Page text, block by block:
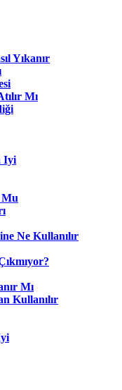
Yıkanır
Mı
Iyi
Ne Kullanılır
Mı
Kullanılır